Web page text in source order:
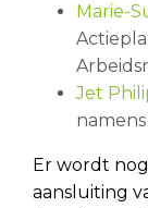
Marie-
Jet
Er wordt
aansluiting